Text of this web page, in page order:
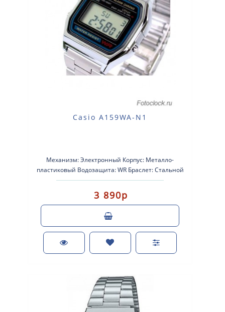
Casio A159WA-N1
Механизм: Электронный Корпус: Металло-
пластиковый Водозащита: WR Браслет: Стальной
Стекло: Стеклопластик Календарь: Автомат..
3 890р